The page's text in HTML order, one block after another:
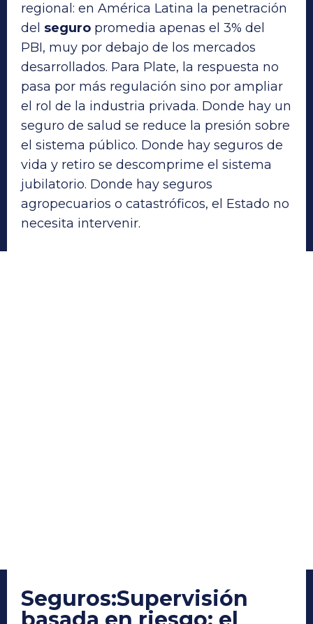
regional: en América Latina la penetración
del seguro promedia apenas el 3% del
PBI, muy por debajo de los mercados
desarrollados. Para Plate, la respuesta no
pasa por más regulación sino por ampliar
el rol de la industria privada. Donde hay un
seguro de salud se reduce la presión sobre
el sistema público. Donde hay seguros de
vida y retiro se descomprime el sistema
jubilatorio. Donde hay seguros
agropecuarios o catastróficos, el Estado no
necesita intervenir.
Seguros:Supervisión